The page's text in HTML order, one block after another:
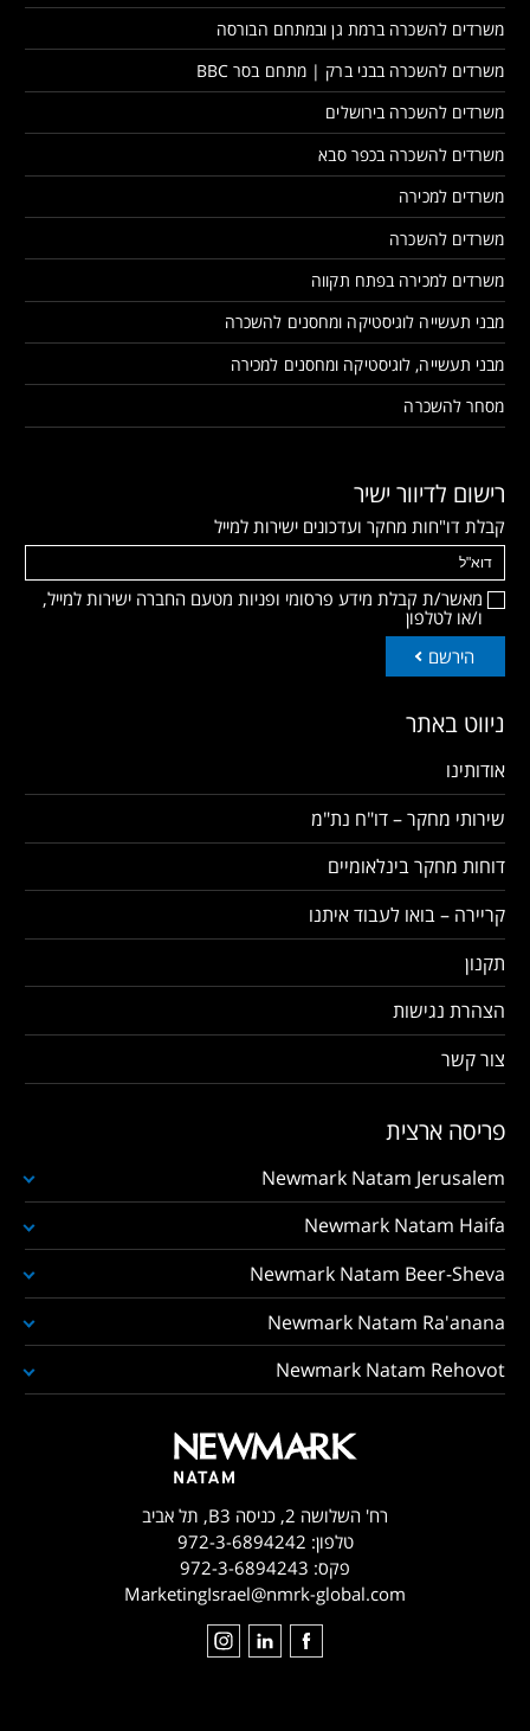
משרדים להשכרה ברמת גן ובמתחם הבורסה
משרדים להשכרה בבני ברק | מתחם בסר BBC
משרדים להשכרה בירושלים
משרדים להשכרה בכפר סבא
משרדים למכירה
משרדים להשכרה
משרדים למכירה בפתח תקווה
מבני תעשייה לוגיסטיקה ומחסנים להשכרה
מבני תעשייה, לוגיסטיקה ומחסנים למכירה
מסחר להשכרה
רישום לדיוור ישיר
קבלת דו"חות מחקר ועדכונים ישירות למייל
מאשר/ת קבלת מידע פרסומי ופניות מטעם החברה ישירות למייל,
ו/או לטלפון
הירשם
ניווט באתר
אודותינו
שירותי מחקר – דו"ח נת"מ
דוחות מחקר בינלאומיים
קריירה – בואו לעבוד איתנו
תקנון
הצהרת נגישות
צור קשר
פריסה ארצית
Newmark Natam Jerusalem
Newmark Natam Haifa
Newmark Natam Beer-Sheva
Newmark Natam Ra'anana
Newmark Natam Rehovot
רח' השלושה 2, כניסה B3, תל אביב
טלפון: 972-3-6894242
פקס: 972-3-6894243
MarketingIsrael@nmrk-global.com